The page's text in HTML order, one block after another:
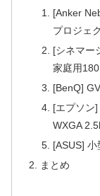
[Anker
プロジェ
[シネマー
家庭用
[BenQ]
[エプソン
WXGA
[ASUS]
まとめ